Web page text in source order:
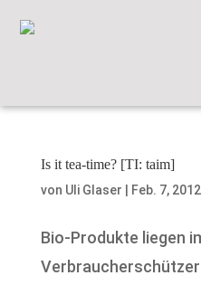
Is it tea-time? [TI: taim]
von Uli Glaser Feb. 7, 2012
Bio-Produkte liegen